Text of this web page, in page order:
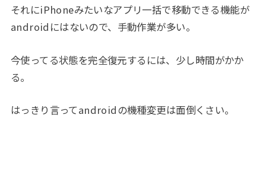
それにiPhoneみたいなアプリ一括で移動できる機能が
androidにはないので、手動作業が多い。
今使ってる状態を完全復元するには、少し時間がかか
る。
はっきり言ってandroidの機種変更は面倒くさい。